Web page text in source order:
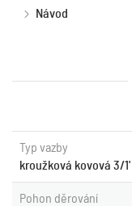
Návod
Typ vazby
kroužková kovová 3/1'
Pohon děrování